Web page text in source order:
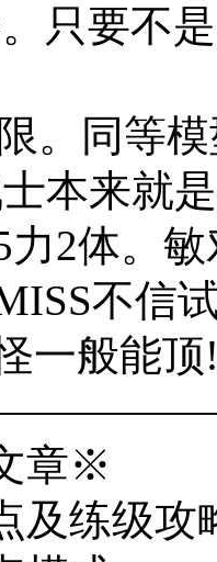
只要不
。同等
本来就
2体。
不信
一般能顶
章※
及练级攻